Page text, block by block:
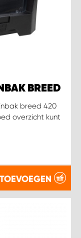
BREED
breed 420
overzicht kunt
TOEVOEGEN